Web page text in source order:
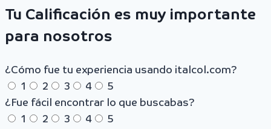
Tu Calificación es muy importante
para nosotros
¿Cómo fue tu experiencia usando italcol.com?
1
2 3 4
5
¿Fue fácil encontrar lo que buscabas?
1
2 3 4
5